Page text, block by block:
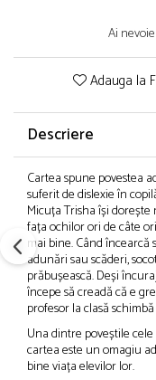
Ai
Adauga la
Descriere
Cartea spune povestea
suferit de dislexie în
Micuța Trisha își
fața ochilor ori de câte
mai bine. Când
adunări sau scăderi,
prăbușească. Deși
începe să creadă că e
profesor la clasă
Una dintre poveștile
cartea este un omagiu
bine viața elevilor lor.